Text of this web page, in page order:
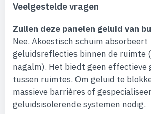
Veelgestelde vragen
Zullen deze panelen geluid van
Nee. Akoestisch schuim absorbeert
geluidsreflecties binnen de ruimte
nagalm). Het biedt geen effectieve
tussen ruimtes. Om geluid te
massieve barrières of
geluidsisolerende systemen nodig.